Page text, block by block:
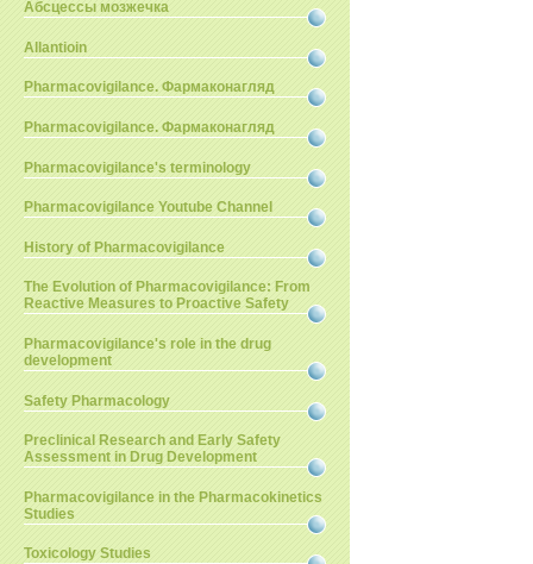
Абсцессы мозжечка
Allantioin
Pharmacovigilance. Фармаконагляд
Pharmacovigilance. Фармаконагляд
Pharmacovigilance's terminology
Pharmacovigilance Youtube Channel
History of Pharmacovigilance
The Evolution of Pharmacovigilance: From
Reactive Measures to Proactive Safety
Pharmacovigilance's role in the drug
development
Safety Pharmacology
Preclinical Research and Early Safety
Assessment in Drug Development
Pharmacovigilance in the Pharmacokinetics
Studies
Toxicology Studies